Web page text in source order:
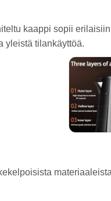
kaappi sopii
yleistä tilankäyttöä.